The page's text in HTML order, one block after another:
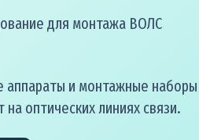
для монтажа ВОЛС
аппараты и монтажные наборы
оптических линиях связи.